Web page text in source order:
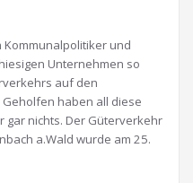
und
Unternehmen so
auf den
haben all diese
gar nichts. Der Güterverkehr
a.Wald wurde am 25.